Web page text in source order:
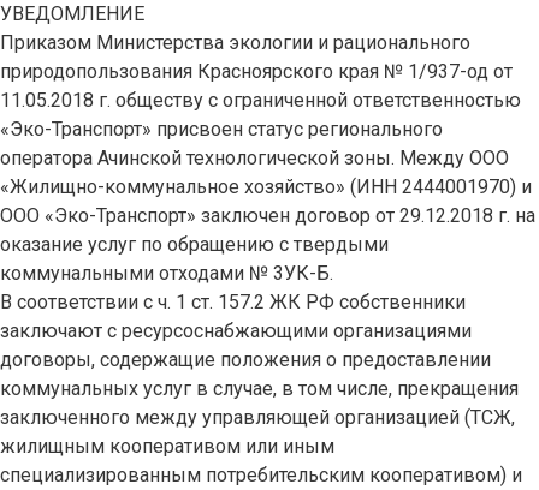
УВЕДОМЛЕНИЕ
Приказом Министерства экологии и рационального
природопользования Красноярского края № 1/937-од от
11.05.2018 г. обществу с ограниченной ответственностью
«Эко-Транспорт» присвоен статус регионального
оператора Ачинской технологической зоны. Между ООО
«Жилищно-коммунальное хозяйство» (ИНН 2444001970) и
ООО «Эко-Транспорт» заключен договор от 29.12.2018 г. на
оказание услуг по обращению с твердыми
коммунальными отходами № 3УК-Б.
В соответствии с ч. 1 ст. 157.2 ЖК РФ собственники
заключают с ресурсоснабжающими организациями
договоры, содержащие положения о предоставлении
коммунальных услуг в случае, в том числе, прекращения
заключенного между управляющей организацией (ТСЖ,
жилищным кооперативом или иным
специализированным потребительским кооперативом) и